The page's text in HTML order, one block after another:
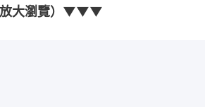
放大瀏覽）▼▼▼